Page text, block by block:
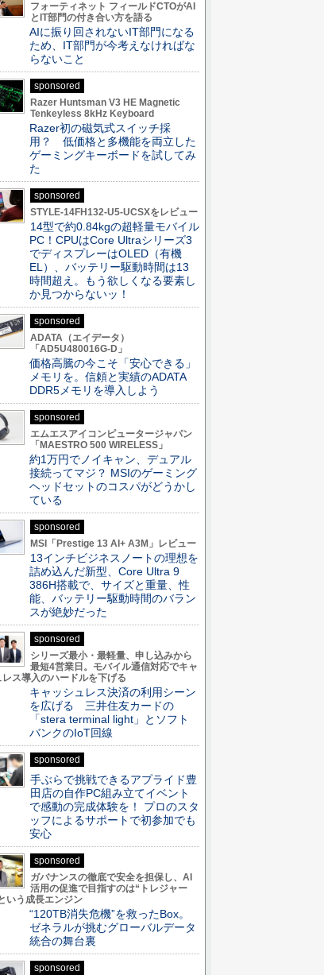
フォーティネット フィールドCTOがAI
とIT部門の付き合い方を語る
AIに振り回されないIT部門になる
ため、IT部門が今考えなければな
らないこと
sponsored
Razer Huntsman V3 HE Magnetic
Tenkeyless 8kHz Keyboard
Razer初の磁気式スイッチ採
用？ 低価格と多機能を両立した
ゲーミングキーボードを試してみ
た
sponsored
STYLE-14FH132-U5-UCSXをレビュー
14型で約0.84kgの超軽量モバイル
PC！CPUはCore Ultraシリーズ3
でディスプレーはOLED（有機
EL）、バッテリー駆動時間は13
時間超え。もう欲しくなる要素し
か見つからないッ！
sponsored
ADATA（エイデータ）
「AD5U480016G-D」
価格高騰の今こそ「安心できる」
メモリを。信頼と実績のADATA
DDR5メモリを導入しよう
sponsored
エムエスアイコンピュータージャパン
「MAESTRO 500 WIRELESS」
約1万円でノイキャン、デュアル
接続ってマジ？ MSIのゲーミング
ヘッドセットのコスパがどうかし
ている
sponsored
MSI「Prestige 13 AI+ A3M」レビュー
13インチビジネスノートの理想を
詰め込んだ新型、Core Ultra 9
386H搭載で、サイズと重量、性
能、バッテリー駆動時間のバラン
スが絶妙だった
sponsored
シリーズ最小・最軽量、申し込みから
最短4営業日。モバイル通信対応でキャ
レス導入のハードルを下げる
キャッシュレス決済の利用シーン
を広げる 三井住友カードの
「stera terminal light」とソフト
バンクのIoT回線
sponsored
手ぶらで挑戦できるアプライド豊
田店の自作PC組み立てイベント
で感動の完成体験を！ プロのスタ
ッフによるサポートで初参加でも
安心
sponsored
ガバナンスの徹底で安全を担保し、AI
活用の促進で目指すのは“トレジャー
いう成長エンジン
“120TB消失危機”を救ったBox。
ゼネラルが挑むグローバルデータ
統合の舞台裏
sponsored